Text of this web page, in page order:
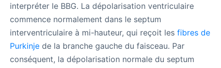
interpréter le BBG. La dépolarisation ventriculaire
commence normalement dans le septum
interventriculaire à mi-hauteur, qui reçoit les fibres de
Purkinje de la branche gauche du faisceau. Par
conséquent, la dépolarisation normale du septum